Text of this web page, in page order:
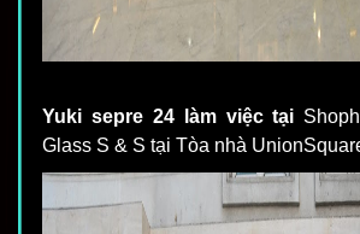
Nhân
Yuki sepre 24 làm việc tại
Glass S & S tại Tòa nhà